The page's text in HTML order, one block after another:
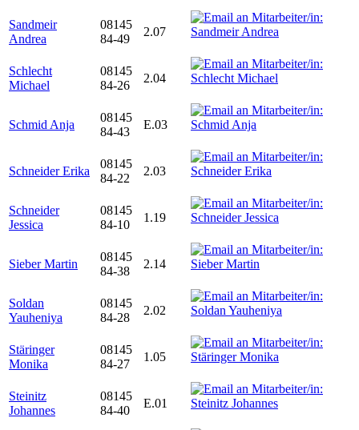
Sandmeir
Andrea
08145
84-49
2.07
Schlecht
Michael
08145
84-26
2.04
Schmid Anja
08145
84-43
E.03
Schneider Erika
08145
84-22
2.03
Schneider
Jessica
08145
84-10
1.19
Sieber Martin
08145
84-38
2.14
Soldan
Yauheniya
08145
84-28
2.02
Stäringer
Monika
08145
84-27
1.05
Steinitz
Johannes
08145
84-40
E.01